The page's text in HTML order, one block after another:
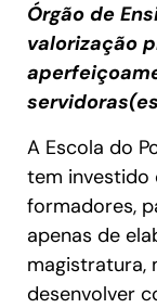
Órgão de
valorização
A Escola do
tem investido
formadores,
apenas de
magistratura,
desenvolver